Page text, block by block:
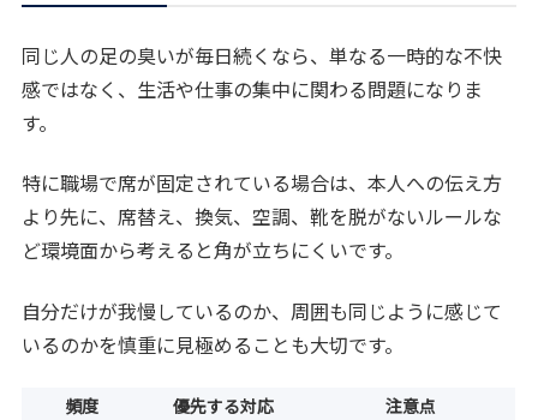
同じ人の足の臭いが毎日続くなら、単なる一時的な不快
感ではなく、生活や仕事の集中に関わる問題になりま
す。
特に職場で席が固定されている場合は、本人への伝え方
より先に、席替え、換気、空調、靴を脱がないルールな
ど環境面から考えると角が立ちにくいです。
自分だけが我慢しているのか、周囲も同じように感じて
いるのかを慎重に見極めることも大切です。
頻度 優先する対応 注意点